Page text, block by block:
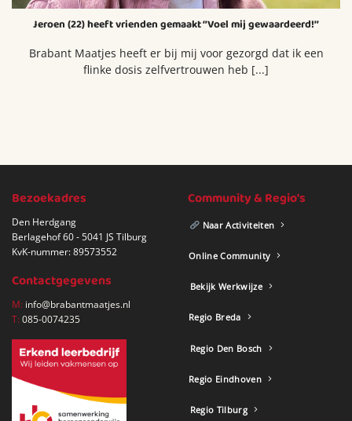
Jeroen (22) heeft vrienden gemaakt ‘’Voel mij gewaardeerd!’’
Brabant Maatjes heeft er bij mij voor gezorgd dat ik een
flinke dosis zelfvertrouwen heb [...]
Bezoekadres
Den Herdgang
Berlagehof 60 - 5041 JS Tilburg
KvK-nummer: 89573552
Contactgegevens
M: info@brabantmaatjes.nl
T:085-0074235
Community & Regio's
Naar Activiteiten
Online Community
Bekijk Werkwijze
Regio Breda
Regio Den Bosch
Regio Eindhoven
Regio Tilburg